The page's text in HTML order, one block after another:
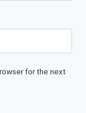
for the next